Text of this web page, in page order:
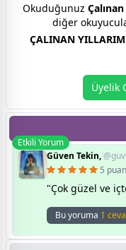
Okuduğunuz
diğer
ÇALINAN YILLARIM
Üyelik
Etkili Yorum
Güven Tekin,
5
​"Çok güzel ve
Bu yoruma 1